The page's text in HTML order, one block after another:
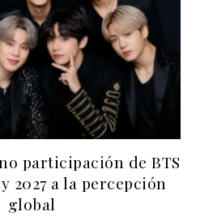
participación de BTS
2027 a la percepción
global